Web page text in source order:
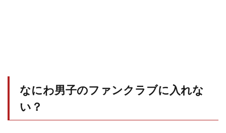
なにわ男子のファンクラブに入れな
い？